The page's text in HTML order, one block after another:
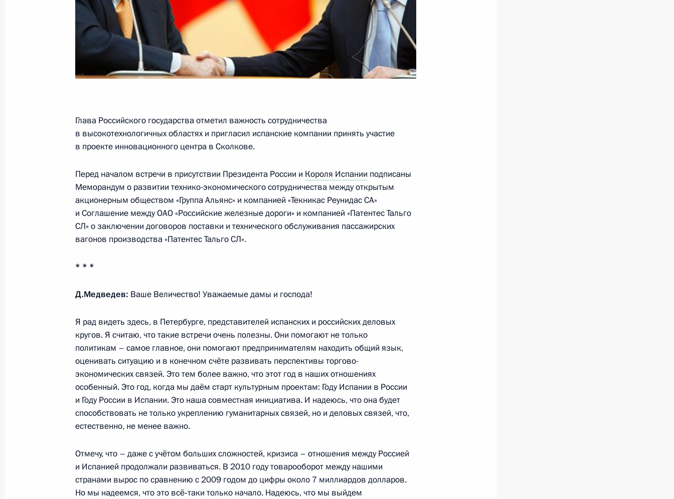
Подписан закон о ратификации Договора с Испанией
о сотрудничестве в области усыновления
9 марта 2015 года, 15:10
Короля Испании
19 июня 2014 года, 14:50
Телефонный разговор с Королём Испании Хуаном Карлосом I
10 июня 2014 года, 18:00
Встреча с премьер-министром Испании Мариано Рахоем
25 июля 2013 года, 12:20
Вручение верительных грамот послами иностранных государств
24 января 2013 года, 12:30
Главы государств и правительств поздравили Владимира Путина
7 октября 2012 года, 18:30
Глава Российского государства отметил важность сотрудничества
в высокотехнологичных областях и пригласил испанские компании принять участие
в проекте инновационного центра в Сколкове.
Перед началом встречи в присутствии Президента России и Короля Испании подписаны
Меморандум о развитии технико-экономического сотрудничества между открытым
акционерным обществом «Группа Альянс» и компанией «Текникас Реунидас СА»
и Соглашение между ОАО «Российские железные дороги» и компанией «Патентес Тальго
СЛ» о заключении договоров поставки и технического обслуживания пассажирских
вагонов производства «Патентес Тальго СЛ».
* * *
Д.Медведев: Ваше Величество! Уважаемые дамы и господа!
Я рад видеть здесь, в Петербурге, представителей испанских и российских деловых
кругов. Я считаю, что такие встречи очень полезны. Они помогают не только
политикам – самое главное, они помогают предпринимателям находить общий язык,
оценивать ситуацию и в конечном счёте развивать перспективы торгово-
экономических связей. Это тем более важно, что этот год в наших отношениях
особенный. Это год, когда мы даём старт культурным проектам: Году Испании в России
и Году России в Испании. Это наша совместная инициатива. И надеюсь, что она будет
способствовать не только укреплению гуманитарных связей, но и деловых связей, что,
естественно, не менее важно.
Отмечу, что – даже с учётом больших сложностей, кризиса – отношения между Россией
и Испанией продолжали развиваться. В 2010 году товарооборот между нашими
странами вырос по сравнению с 2009 годом до цифры около 7 миллиардов долларов.
Но мы надеемся, что это всё‑таки только начало. Надеюсь, что мы выйдем